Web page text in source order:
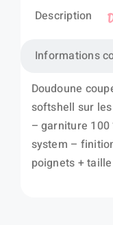
Description
Informations
Doudoune
softshell sur
– garniture
system –
poignets +